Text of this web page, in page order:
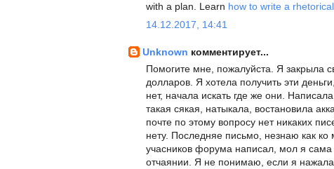
with a plan. Learn how to write a
14.12.2017, 14:41
Unknown комментирует...
Помогите мне, пожалуйста. Я закрыла
долларов. Я хотела получить эти
нет, начала искать где же они.
такая сякая, натыкала, востановила
почте по этому вопросу нет никаких
нету. Последняе письмо, незнаю как
учасников форума написал, мол я сама
отчаянии. Я не понимаю, если я нажала